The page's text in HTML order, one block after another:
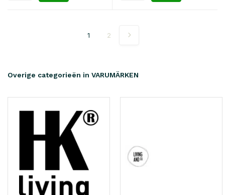
1 2
Overige categorieën in VARUMÄRKEN